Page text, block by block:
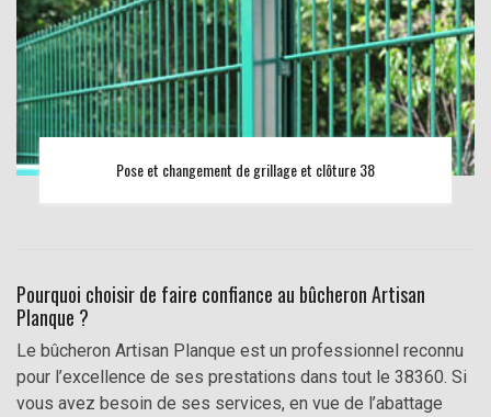
Pose et changement de grillage et clôture 38
Pourquoi choisir de faire confiance au bûcheron Artisan
Planque ?
Le bûcheron Artisan Planque est un professionnel reconnu
pour l’excellence de ses prestations dans tout le 38360. Si
vous avez besoin de ses services, en vue de l’abattage